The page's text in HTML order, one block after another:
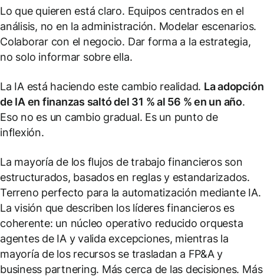
Lo que quieren está claro. Equipos centrados en el
análisis, no en la administración. Modelar escenarios.
Colaborar con el negocio. Dar forma a la estrategia,
no solo informar sobre ella.
La IA está haciendo este cambio realidad. La adopción
de IA en finanzas saltó del 31 % al 56 % en un año.
Eso no es un cambio gradual. Es un punto de
inflexión.
La mayoría de los flujos de trabajo financieros son
estructurados, basados en reglas y estandarizados.
Terreno perfecto para la automatización mediante IA.
La visión que describen los líderes financieros es
coherente: un núcleo operativo reducido orquesta
agentes de IA y valida excepciones, mientras la
mayoría de los recursos se trasladan a FP&A y
business partnering. Más cerca de las decisiones. Más